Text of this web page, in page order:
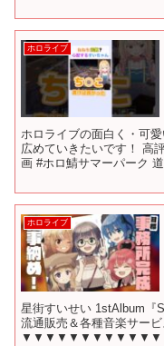
ホロライブ
ホロライブの面白く・可
広めていきたいです！ 高
画 #ホロ鯖サマーパーク
ホロライブ
星街すいせい 1stAlbum『
流通販売＆各種音楽サー